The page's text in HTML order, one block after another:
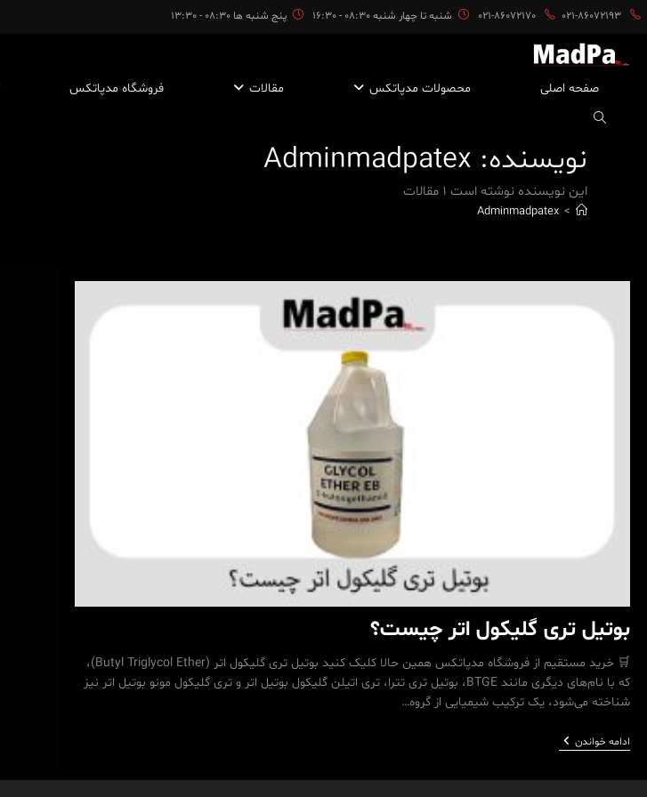
پایان
021-86072170 021-86072193 شنبه تا چهار شنبه 08:30 - 16:30 پنج شنبه ها 08:30 - 13:30
صفحه اصلی محصولات مدپاتکس مقالات فروشگاه مدپاتکس
نویسنده: Adminmadpatex
این نویسنده نوشته است 1 مقالات
>
Adminmadpatex
بوتیل تری گلیکول اتر چیست؟
🛒 خرید مستقیم از فروشگاه مدپاتکس همین حالا کلیک کنید بوتیل تری گلیکول اتر (Butyl Triglycol Ether)،
که با نام‌های دیگری مانند BTGE، بوتیل تری تترا، تری اتیلن گلیکول بوتیل اتر و تری گلیکول مونو بوتیل اتر نیز
شناخته می‌شود، یک ترکیب شیمیایی از گروه…
ادامه خواندنبوتیل
تری
اتر